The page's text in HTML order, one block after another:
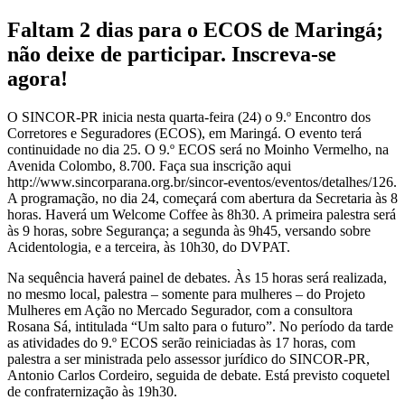
Faltam 2 dias para o ECOS de Maringá;
não deixe de participar. Inscreva-se
agora!
O SINCOR-PR inicia nesta quarta-feira (24) o 9.º Encontro dos
Corretores e Seguradores (ECOS), em Maringá. O evento terá
continuidade no dia 25. O 9.º ECOS será no Moinho Vermelho, na
Avenida Colombo, 8.700. Faça sua inscrição aqui
http://www.sincorparana.org.br/sincor-eventos/eventos/detalhes/126.
A programação, no dia 24, começará com abertura da Secretaria às 8
horas. Haverá um Welcome Coffee às 8h30. A primeira palestra será
às 9 horas, sobre Segurança; a segunda às 9h45, versando sobre
Acidentologia, e a terceira, às 10h30, do DVPAT.
Na sequência haverá painel de debates. Às 15 horas será realizada,
no mesmo local, palestra – somente para mulheres – do Projeto
Mulheres em Ação no Mercado Segurador, com a consultora
Rosana Sá, intitulada “Um salto para o futuro”. No período da tarde
as atividades do 9.º ECOS serão reiniciadas às 17 horas, com
palestra a ser ministrada pelo assessor jurídico do SINCOR-PR,
Antonio Carlos Cordeiro, seguida de debate. Está previsto coquetel
de confraternização às 19h30.